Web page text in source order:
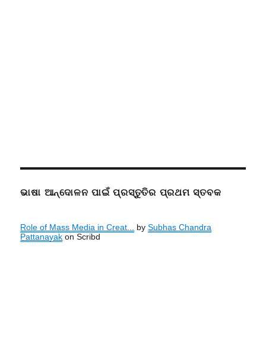
ଭାଷା ଆନ୍ଦୋଳନ ପାଇଁ ପ୍ରସ୍ତୁତିର ପ୍ରଥମ ସ୍ତବକ
Role of Mass Media in Creat... bySubhas Chandra
Pattanayak on Scribd